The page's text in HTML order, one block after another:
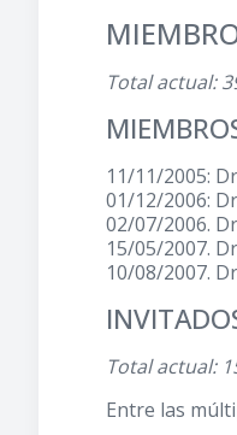
Total actual:
11/11/2005:
01/12/2006:
02/07/2006.
15/05/2007.
10/08/2007.
Total actual:
Entre las